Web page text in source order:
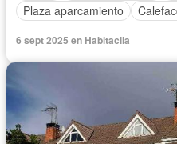
Plaza aparcamiento
6 sept 2025 en Habitaclia